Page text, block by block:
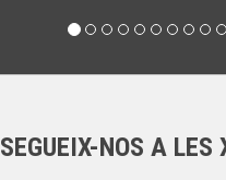
SEGUEIX-NOS A LES